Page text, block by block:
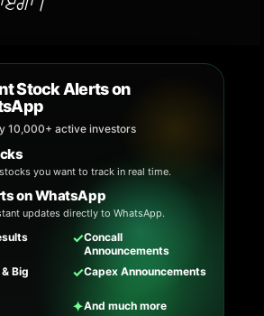
Stock Alerts on
10,000+ active investors
you want to track in real time.
on WhatsApp
updates directly to WhatsApp.
✓Concall
Announcements
Big
✓Capex Announcements
✦And much more